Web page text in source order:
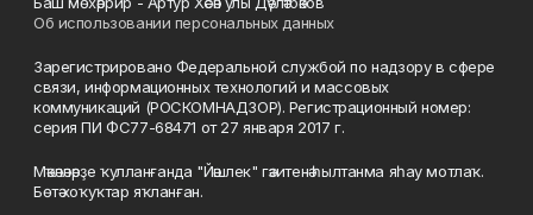
Об использовании персональных данных
Зарегистрировано Федеральной службой по надзору в сфере
связи, информационных технологий и массовых
коммуникаций (РОСКОМНАДЗОР). Регистрационный номер:
серия ПИ ФС77-68471 от 27 января 2017 г.
Мәҡәләләрҙе ҡулланғанда "Йәшлек" гәзитенә һылтанма яһау мотлаҡ.
Бөтә хоҡуҡтар яҡланған.